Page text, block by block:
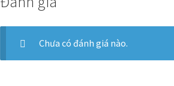
Chưa có đánh giá nào.